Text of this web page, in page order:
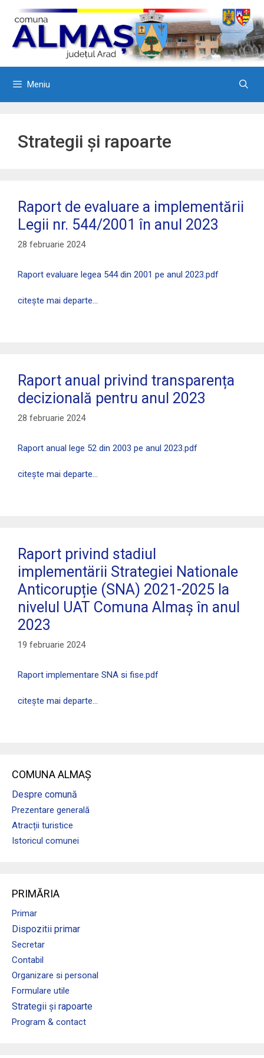
conținut
Meniu
Strategii și rapoarte
Raport de evaluare a implementării
Legii nr. 544/2001 în anul 2023
28 februarie 2024
Raport evaluare legea 544 din 2001 pe anul 2023.pdf
citește mai departe…
Raport anual privind transparența
decizională pentru anul 2023
28 februarie 2024
Raport anual lege 52 din 2003 pe anul 2023.pdf
citește mai departe…
Raport privind stadiul
implementärii Strategiei Nationale
Anticorupție (SNA) 2021-2025 la
nivelul UAT Comuna Almaș în anul
2023
19 februarie 2024
Raport implementare SNA si fise.pdf
citește mai departe…
COMUNA ALMAȘ
Despre comună
Prezentare generală
Atracții turistice
Istoricul comunei
PRIMĂRIA
Primar
Dispozitii primar
Secretar
Contabil
Organizare si personal
Formulare utile
Strategii și rapoarte
Program & contact